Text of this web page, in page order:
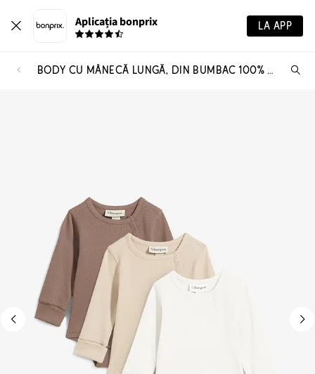
Aplicația bonprix LA APP
BODY CU MÂNECĂ LUNGĂ, DIN BUMBAC 100% CU DIMENSIUNE AJUSTABILĂ (SET 3/BUC)